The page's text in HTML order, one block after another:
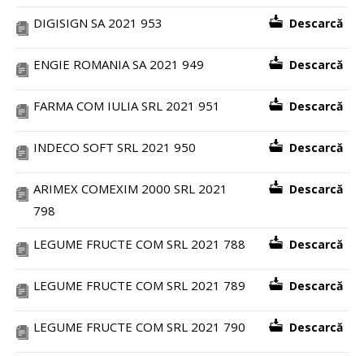
DIGISIGN SA 2021 953 Descarcă
ENGIE ROMANIA SA 2021 949 Descarcă
FARMA COM IULIA SRL 2021 951 Descarcă
INDECO SOFT SRL 2021 950 Descarcă
ARIMEX COMEXIM 2000 SRL 2021
798
Descarcă
LEGUME FRUCTE COM SRL 2021 788 Descarcă
LEGUME FRUCTE COM SRL 2021 789 Descarcă
LEGUME FRUCTE COM SRL 2021 790 Descarcă